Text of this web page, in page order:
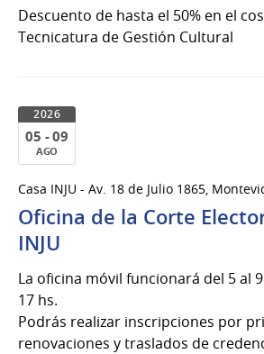
Descuento de hasta el 50% en el
Tecnicatura de Gestión Cultural
2026
05 - 09
AGO
al
09
de
del
2026
Casa INJU - Av. 18 de Julio 1865,
Oficina de la Corte
INJU
La oficina móvil funcionará del 5 al
17 hs.
Podrás realizar inscripciones por
renovaciones y traslados de